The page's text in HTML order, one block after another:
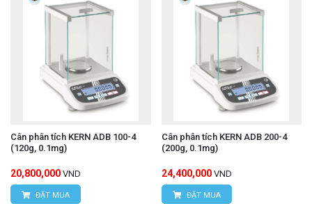
Cân phân tích KERN ADB 100-4
(120g, 0.1mg)
20,800,000 VND
ĐẶT MUA
Cân phân tích KERN ADB 200-4
(200g, 0.1mg)
24,400,000 VND
ĐẶT MUA